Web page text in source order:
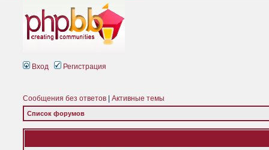
Вход Регистрация
Сообщения без ответов Активные темы
Список форумов